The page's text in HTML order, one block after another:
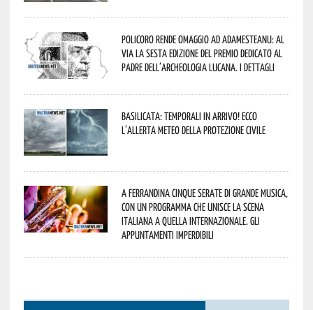
Policoro rende omaggio ad Adamesteanu: al
via la sesta edizione del Premio dedicato al
padre dell’archeologia lucana. I dettagli
Basilicata: temporali in arrivo! Ecco
l’allerta meteo della Protezione civile
A Ferrandina cinque serate di grande musica,
con un programma che unisce la scena
italiana a quella internazionale. Gli
appuntamenti imperdibili